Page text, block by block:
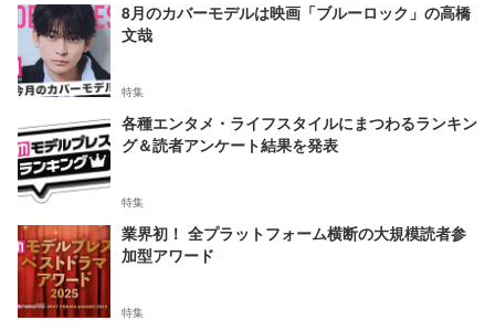
8月のカバーモデルは映画「ブルーロック」の高橋
文哉
特集
各種エンタメ・ライフスタイルにまつわるランキン
グ＆読者アンケート結果を発表
特集
業界初！ 全プラットフォーム横断の大規模読者参
加型アワード
特集